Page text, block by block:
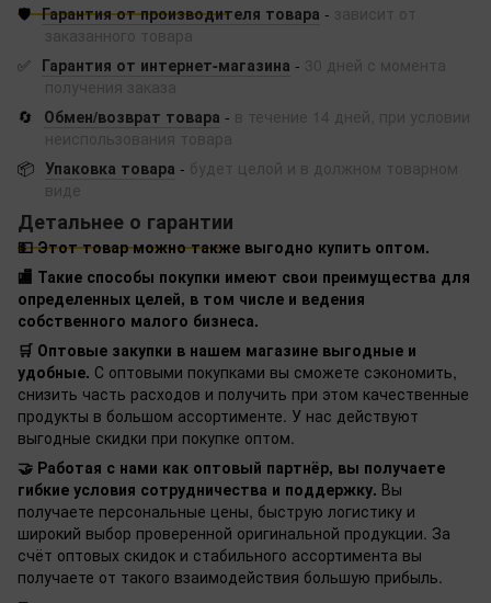
🛡️ Гарантия от производителя товара - зависит от
заказанного товара
✅ Гарантия от интернет-магазина - 30 дней с момента
получения заказа
🔄
Обмен/возврат товара - в течение 14 дней, при условии
неиспользования товара
📦 Упаковка товара - будет целой и в должном товарном
виде
Детальнее о гарантии
💵 Этот товар можно также выгодно купить оптом.
🏬 Такие способы покупки имеют свои преимущества для
определенных целей, в том числе и ведения
собственного малого бизнеса.
🛒 Оптовые закупки в нашем магазине выгодные и
удобные. С оптовыми покупками вы сможете сэкономить,
снизить часть расходов и получить при этом качественные
продукты в большом ассортименте. У нас действуют
выгодные скидки при покупке оптом.
🤝 Работая с нами как оптовый партнёр, вы получаете
гибкие условия сотрудничества и поддержку. Вы
получаете персональные цены, быструю логистику и
широкий выбор проверенной оригинальной продукции. За
счёт оптовых скидок и стабильного ассортимента вы
получаете от такого взаимодействия большую прибыль.